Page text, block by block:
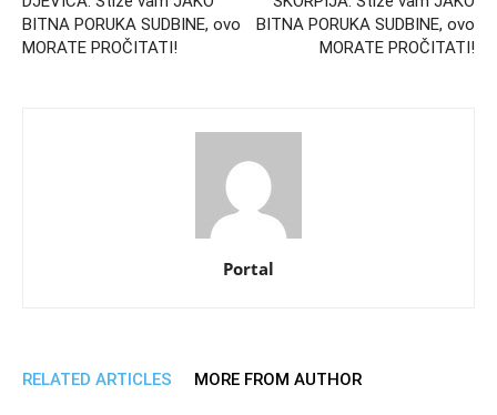
BITNA PORUKA SUDBINE, ovo
MORATE PROČITATI!
BITNA PORUKA SUDBINE, ovo
MORATE PROČITATI!
Portal
RELATED ARTICLES MORE FROM AUTHOR